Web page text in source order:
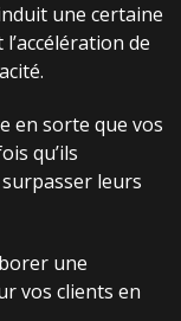
une certaine
de
en sorte que vos
qu’ils
leurs
une
vos clients en